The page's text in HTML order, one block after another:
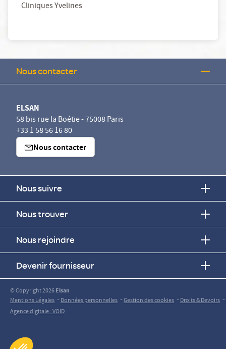
Cliniques Yvelines
Nous contacter
ELSAN
58 bis rue la Boétie - 75008 Paris
+33 1 58 56 16 80
Nous contacter
Nous suivre
Nous trouver
Nous rejoindre
Devenir fournisseur
© Copyright 2026Elsan
Mentions Légales -Données personnelles -Gestion des cookies -Droits & Devoirs -
Agence digitale : VOID